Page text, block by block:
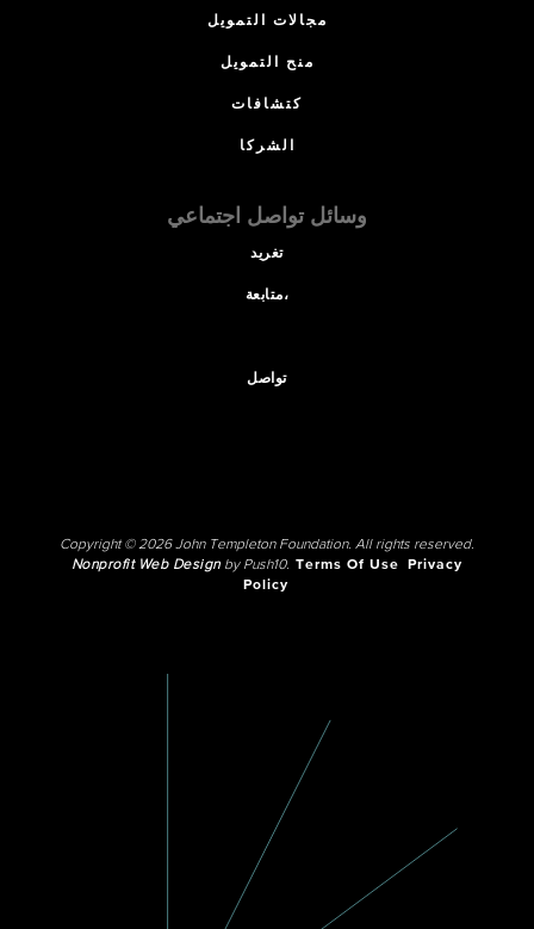
مجالات التمويل
منح التمويل
كتشافات
الشركا
وسائل تواصل اجتماعي
تغريد
متابعة،
تواصل
Copyright © 2026 John Templeton Foundation. All rights reserved.
Nonprofit Web Designby Push10. Terms Of Use
Privacy
Policy